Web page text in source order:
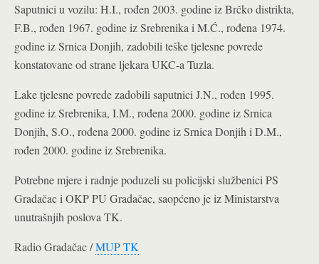
Saputnici u vozilu: H.I., rođen 2003. godine iz Brčko distrikta,
F.B., rođen 1967. godine iz Srebrenika i M.Ć., rođena 1974.
godine iz Srnica Donjih, zadobili teške tjelesne povrede
konstatovane od strane ljekara UKC-a Tuzla.
Lake tjelesne povrede zadobili saputnici J.N., rođen 1995.
godine iz Srebrenika, I.M., rođena 2000. godine iz Srnica
Donjih, S.O., rođena 2000. godine iz Srnica Donjih i D.M.,
rođen 2000. godine iz Srebrenika.
Potrebne mjere i radnje poduzeli su policijski službenici PS
Gradačac i OKP PU Gradačac, saopćeno je iz Ministarstva
unutrašnjih poslova TK.
Radio Gradačac /MUP TK